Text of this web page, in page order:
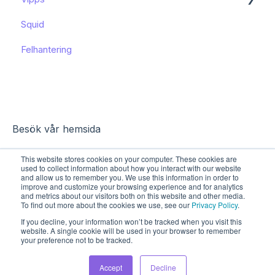
This website stores cookies on your computer. These cookies are
used to collect information about how you interact with our website
and allow us to remember you. We use this information in order to
improve and customize your browsing experience and for analytics
and metrics about our visitors both on this website and other media.
To find out more about the cookies we use, see our Privacy Policy.
If you decline, your information won’t be tracked when you visit this
website. A single cookie will be used in your browser to remember
your preference not to be tracked.
Accept Decline
Funktioner och användning
Kända begränsningar
Funktioner och användning
Squid
Felhantering
Besök vår hemsida
Upphovsrätt © 2026, Sharespine AB